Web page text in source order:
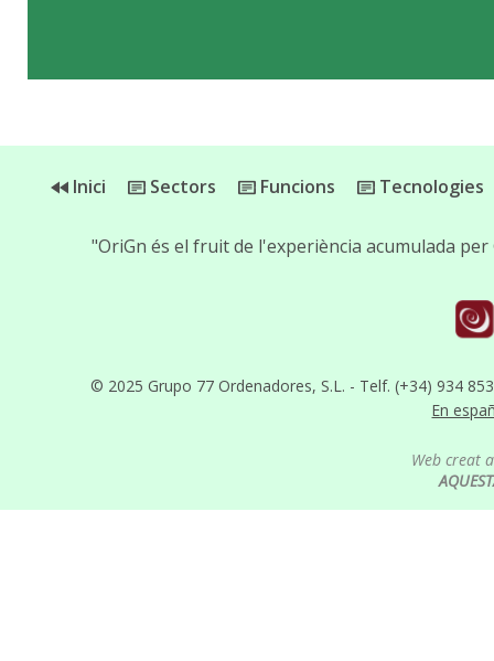
Inici Sectors Funcions Tecnologies
© 2025 Grupo 77 Ordenadores, S.L. - Telf. (+34) 934
En
"OriGn és el fruit de l'experiència acumulada
Web creat